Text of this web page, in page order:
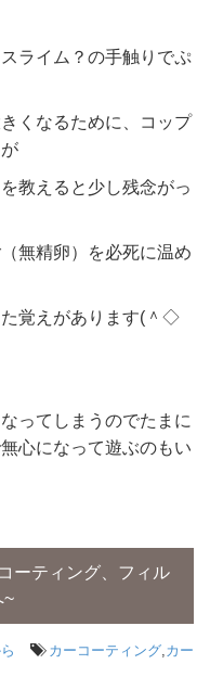
ライム？の手触りでぷ
くなるために、コップ
教えると少し残念がっ
無精卵）を必死に温め
覚えがあります(＾◇
ってしまうのでたまに
心になって遊ぶのもい
ーティング、フィル
~
カーコーティング,カー